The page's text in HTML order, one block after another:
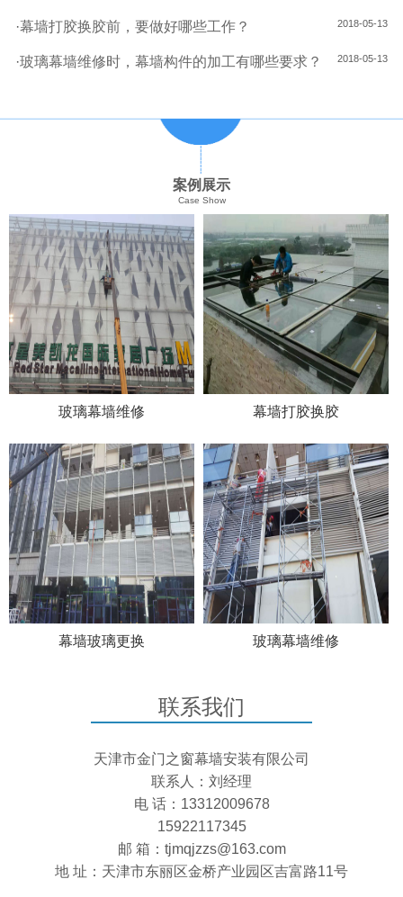
2018-05-13
·幕墙打胶换胶前，要做好哪些工作？
2018-05-13
·玻璃幕墙维修时，幕墙构件的加工有哪些要求？
案例展示
Case Show
玻璃幕墙维修 幕墙打胶换胶
幕墙玻璃更换 玻璃幕墙维修
联系我们
天津市金门之窗幕墙安装有限公司
联系人：刘经理
电 话：13312009678
15922117345
邮 箱：tjmqjzzs@163.com
地 址：天津市东丽区金桥产业园区吉富路11号